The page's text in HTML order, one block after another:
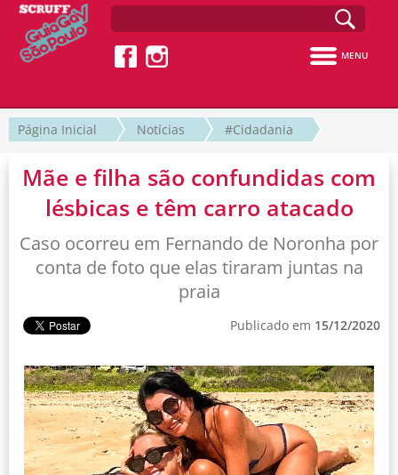
MENU
Página Inicial Notícias #Cidadania
Mãe e filha são confundidas com
lésbicas e têm carro atacado
Caso ocorreu em Fernando de Noronha por
conta de foto que elas tiraram juntas na
praia
Publicado em 15/12/2020